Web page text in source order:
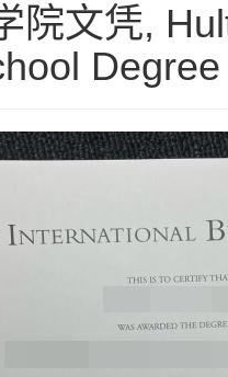
院文凭,
Degree